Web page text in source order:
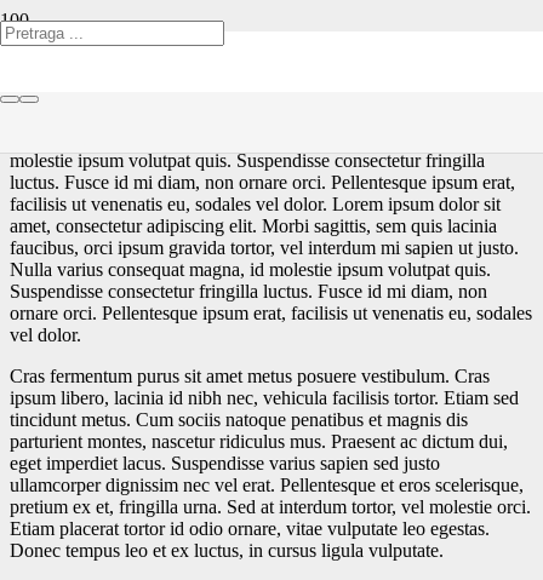
molestie ipsum volutpat quis. Suspendisse consectetur fringilla
luctus. Fusce id mi diam, non ornare orci. Pellentesque ipsum erat,
facilisis ut venenatis eu, sodales vel dolor. Lorem ipsum dolor sit
amet, consectetur adipiscing elit. Morbi sagittis, sem quis lacinia
faucibus, orci ipsum gravida tortor, vel interdum mi sapien ut justo.
Nulla varius consequat magna, id molestie ipsum volutpat quis.
Suspendisse consectetur fringilla luctus. Fusce id mi diam, non
ornare orci. Pellentesque ipsum erat, facilisis ut venenatis eu, sodales
vel dolor.
Cras fermentum purus sit amet metus posuere vestibulum. Cras
ipsum libero, lacinia id nibh nec, vehicula facilisis tortor. Etiam sed
tincidunt metus. Cum sociis natoque penatibus et magnis dis
parturient montes, nascetur ridiculus mus. Praesent ac dictum dui,
eget imperdiet lacus. Suspendisse varius sapien sed justo
ullamcorper dignissim nec vel erat. Pellentesque et eros scelerisque,
pretium ex et, fringilla urna. Sed at interdum tortor, vel molestie orci.
Etiam placerat tortor id odio ornare, vitae vulputate leo egestas.
Donec tempus leo et ex luctus, in cursus ligula vulputate.